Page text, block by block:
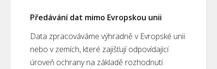
Předávání dat mimo Evropskou unii
Data zpracováváme výhradně v Evropské unii
nebo v zemích, které zajišťují odpovídající
úroveň ochrany na základě rozhodnutí